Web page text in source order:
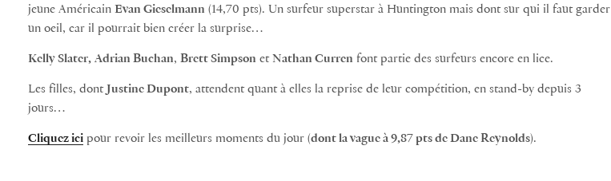
jeune Américain Evan Gieselmann (14,70 pts). Un surfeur superstar à Huntington mais dont sur qui il faut garder
un oeil, car il pourrait bien créer la surprise…
Kelly Slater, Adrian Buchan, Brett Simpson etNathan Curren font partie des surfeurs encore en lice.
Les filles, dontJustine Dupont, attendent quant à elles la reprise de leur compétition, en stand-by depuis 3
jours…
Cliquez ici pour revoir les meilleurs moments du jour (dont la vague à 9,87 pts de Dane Reynolds).